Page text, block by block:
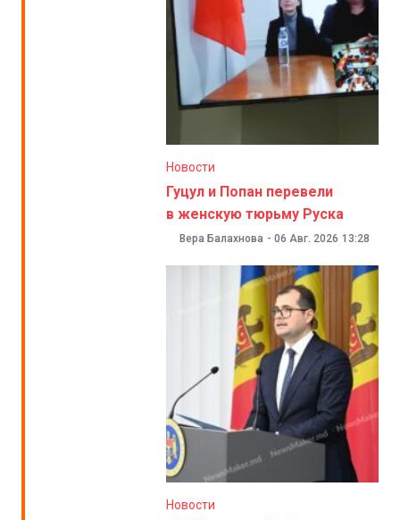
Новости
Гуцул и Попан перевели
в женскую тюрьму Руска
Вера Балахнова - 06 Авг. 2026 13:28
Новости